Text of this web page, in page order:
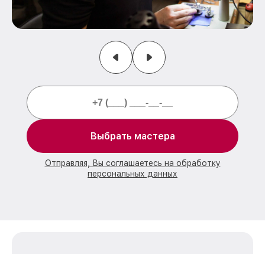
Выбрать мастера
Отправляя, Вы соглашаетесь на обработку
персональных данных